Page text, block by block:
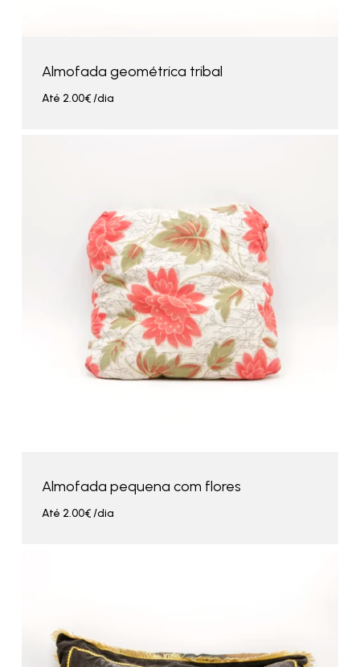
Almofada geométrica tribal
Até 2.00€/dia
Almofada pequena com flores
Até 2.00€/dia